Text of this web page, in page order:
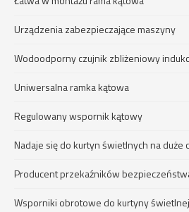
Urządzenia zabezpieczające maszyny
Wodoodporny czujnik zbliżeniowy
Uniwersalna ramka kątowa
Regulowany wspornik kątowy
Nadaje się do kurtyn świetlnych na duże
Producent przekaźników
Wsporniki obrotowe do kurtyny